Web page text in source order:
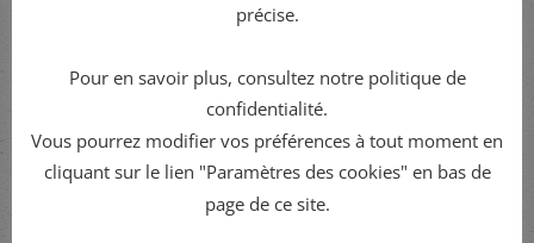
juin 14, 2025 - 16h00
Fin :
juin 15, 2025 - 1h00
précise.
Pour en savoir plus, consultez notre politique de
confidentialité.
Vous pourrez modifier vos préférences à tout moment en
cliquant sur le lien "Paramètres des cookies" en bas de
page de ce site.